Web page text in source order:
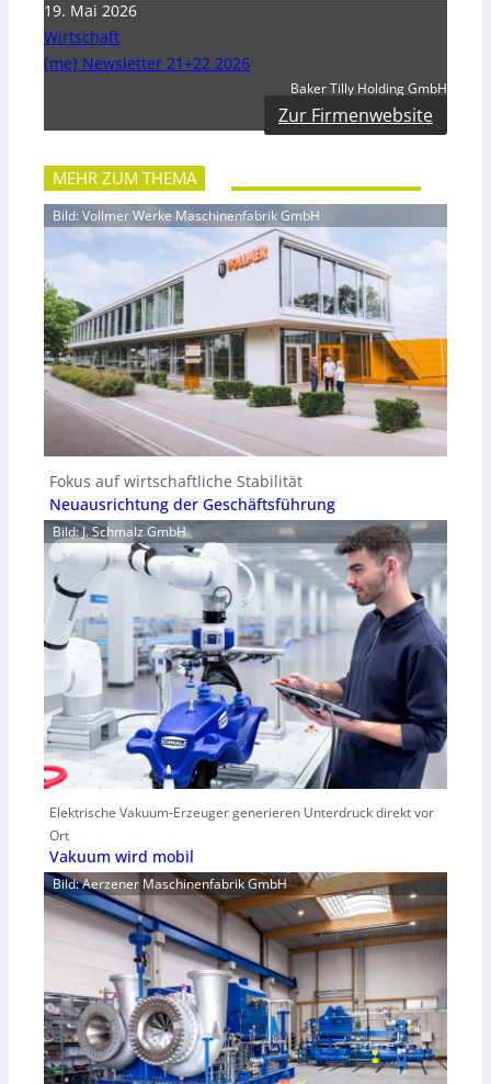
19. Mai 2026
Wirtschaft
[me] Newsletter 21+22 2026
Baker Tilly Holding GmbH
Zur Firmenwebsite
MEHR ZUM THEMA
Bild: Vollmer Werke Maschinenfabrik GmbH
Fokus auf wirtschaftliche Stabilität
Neuausrichtung der Geschäftsführung
Bild: J. Schmalz GmbH
Elektrische Vakuum-Erzeuger generieren Unterdruck direkt vor
Ort
Vakuum wird mobil
Bild: Aerzener Maschinenfabrik GmbH